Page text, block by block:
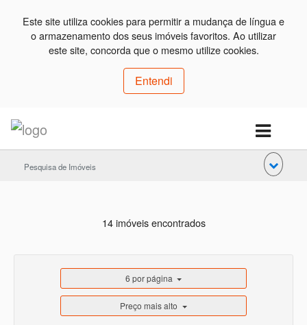
Este site utiliza cookies para permitir a mudança de língua e
o armazenamento dos seus imóveis favoritos. Ao utilizar
este site, concorda que o mesmo utilize cookies.
Entendi
Pesquisa de Imóveis
14 imóveis encontrados
6 por página
Preço mais alto